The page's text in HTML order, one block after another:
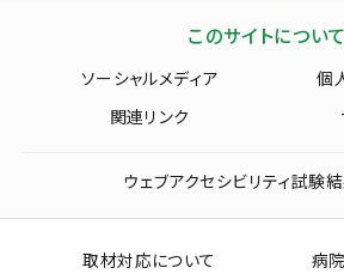
このサイトについて
ウェブアクセシビリティ試験
ソーシャルメディア
個
関連リンク
取材対応について 病